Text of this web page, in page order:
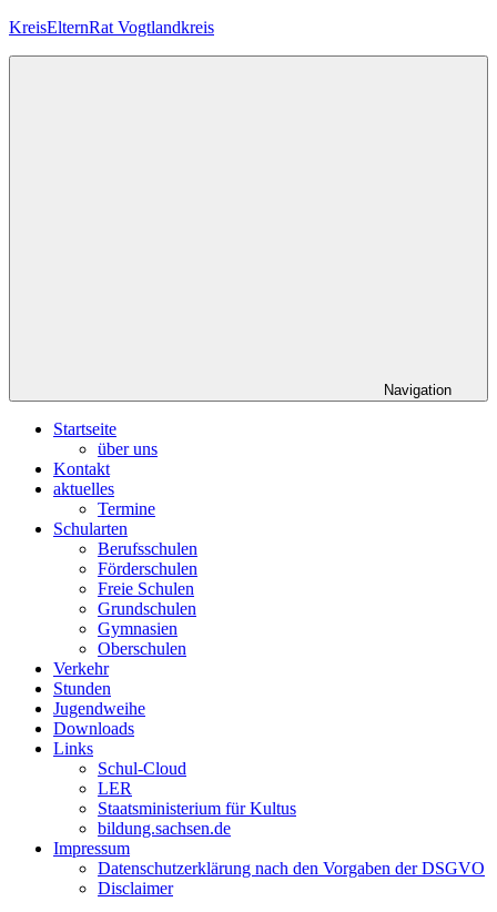
Zum
KreisElternRat Vogtlandkreis
Navigation
Startseite
über uns
Kontakt
aktuelles
Termine
Schularten
Berufsschulen
Förderschulen
Freie Schulen
Grundschulen
Gymnasien
Oberschulen
Verkehr
Stunden
Jugendweihe
Downloads
Links
Schul-Cloud
LER
Staatsministerium für Kultus
bildung.sachsen.de
Impressum
Datenschutzerklärung nach den Vorgaben der DSGVO
Disclaimer